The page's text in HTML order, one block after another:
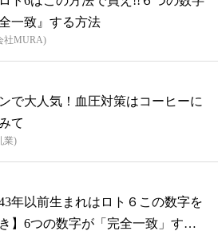
一致』する方法
社MURA)
で大人気！血圧対策はコーヒーに
て
業)
43年以前生まれはロト６この数字を
】6つの数字が「完全一致」する